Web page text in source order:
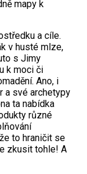
mapy k
a cíle.
v husté mlze,
s Jimy
k moci či
Ano, i
a své archetypy
ta nabídka
různé
to hraničit se
zkusit tohle! A